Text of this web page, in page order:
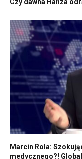
Marcin Rola:
medycznego?!